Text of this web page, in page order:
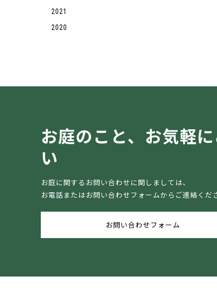
2021
2020
お庭のこと、 お気軽
い
お庭に関するお問い合わせに関しましては、
お電話またはお問い合わせフォームからご連絡くだ
お問い合わせフォーム